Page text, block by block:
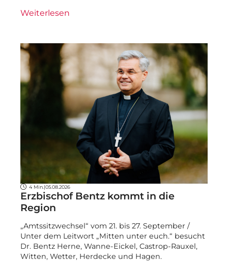
Weiterlesen
4 Min. |05.08.2026
Erzbischof Bentz kommt in die
Region
„Amtssitzwechsel“ vom 21. bis 27. September /
Unter dem Leitwort „Mitten unter euch.“ besucht
Dr. Bentz Herne, Wanne-Eickel, Castrop-Rauxel,
Witten, Wetter, Herdecke und Hagen.